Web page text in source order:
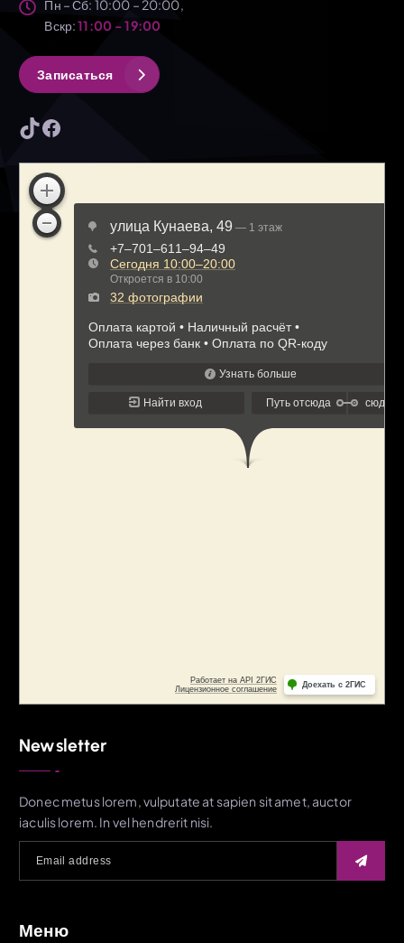
Пн – Сб: 10:00 – 20:00,
Вскр:11:00 - 19:00
Записаться
TikTok Facebook
Newsletter
Donec metus lorem, vulputate at sapien sit amet, auctor
iaculis lorem. In vel hendrerit nisi.
Меню